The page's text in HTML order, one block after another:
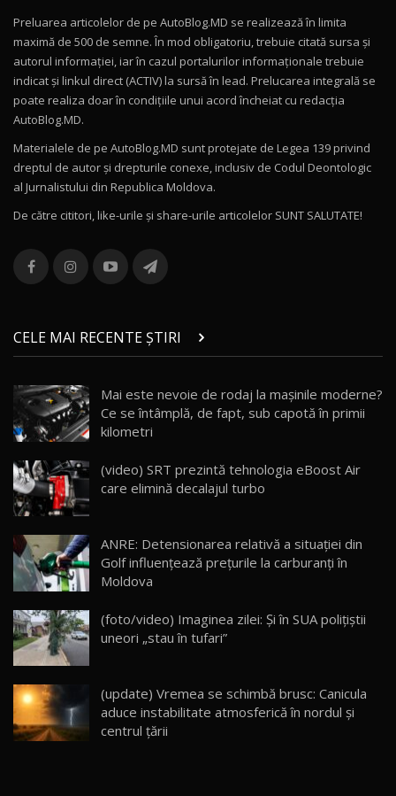
Mercedes-AMG E 53 HYBRID 4MATIC+ / Test
Drive AutoBlog.MD
16:27
11
Noul Volvo ES90 / Test Drive AutoBlog.MD
12
Noul MG HS / Test Drive AutoBlog.MD
16:48
13
combină aventura cu luxul / AutoBlog.MD
36:08
chinez care face lumea să se întoarcă după el
/ AutoBlog.MD
17:27
15 14:37
16
AutoBlogMD
13:10
17 20:06
Va fi modelul nr.1 BYD în Moldova? BYD Seal U
30:08
AutoBlog.MD
23:36
20
Noul ZEEKR 7X / Test Drive AutoBlog.MD
29:08
Preluarea articolelor de pe AutoBlog.MD se realizează în limita
maximă de 500 de semne. În mod obligatoriu, trebuie citată sursa și
autorul informației, iar în cazul portalurilor informaționale trebuie
indicat și linkul direct (ACTIV) la sursă în lead. Prelucarea integrală se
poate realiza doar în condițiile unui acord încheiat cu redacţia
AutoBlog.MD.
Materialele de pe AutoBlog.MD sunt protejate de Legea 139 privind
dreptul de autor și drepturile conexe, inclusiv de Codul Deontologic
al Jurnalistului din Republica Moldova.
De către cititori, like-urile şi share-urile articolelor SUNT SALUTATE!
CELE MAI RECENTE ȘTIRI
Mai este nevoie de rodaj la mașinile moderne?
Ce se întâmplă, de fapt, sub capotă în primii
kilometri
(video) SRT prezintă tehnologia eBoost Air
care elimină decalajul turbo
ANRE: Detensionarea relativă a situației din
Golf influențează prețurile la carburanți în
Moldova
(foto/video) Imaginea zilei: Și în SUA polițiștii
uneori „stau în tufari”
(update) Vremea se schimbă brusc: Canicula
aduce instabilitate atmosferică în nordul și
centrul țării